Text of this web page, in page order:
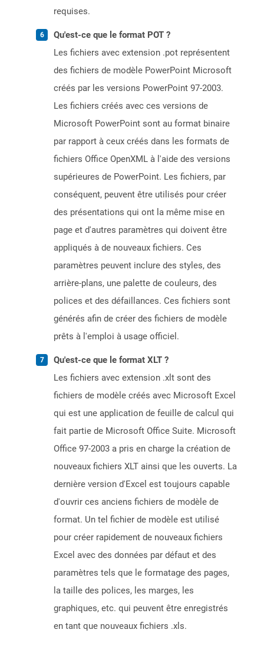
requises.
Qu'est-ce que le format POT ?
Les fichiers avec extension .pot représentent
des fichiers de modèle PowerPoint Microsoft
créés par les versions PowerPoint 97-2003.
Les fichiers créés avec ces versions de
Microsoft PowerPoint sont au format binaire
par rapport à ceux créés dans les formats de
fichiers Office OpenXML à l'aide des versions
supérieures de PowerPoint. Les fichiers, par
conséquent, peuvent être utilisés pour créer
des présentations qui ont la même mise en
page et d'autres paramètres qui doivent être
appliqués à de nouveaux fichiers. Ces
paramètres peuvent inclure des styles, des
arrière-plans, une palette de couleurs, des
polices et des défaillances. Ces fichiers sont
générés afin de créer des fichiers de modèle
prêts à l'emploi à usage officiel.
Qu'est-ce que le format XLT ?
Les fichiers avec extension .xlt sont des
fichiers de modèle créés avec Microsoft Excel
qui est une application de feuille de calcul qui
fait partie de Microsoft Office Suite. Microsoft
Office 97-2003 a pris en charge la création de
nouveaux fichiers XLT ainsi que les ouverts. La
dernière version d'Excel est toujours capable
d'ouvrir ces anciens fichiers de modèle de
format. Un tel fichier de modèle est utilisé
pour créer rapidement de nouveaux fichiers
Excel avec des données par défaut et des
paramètres tels que le formatage des pages,
la taille des polices, les marges, les
graphiques, etc. qui peuvent être enregistrés
en tant que nouveaux fichiers .xls.